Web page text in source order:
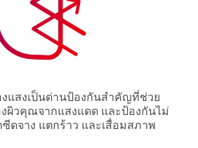
แสงเป็นด่านป้องกันสำคัญที่ช่วย
ผิวคุณจากแสงแดด และป้องกันไม่
ดจาง แตกร้าว และเสื่อมสภาพ